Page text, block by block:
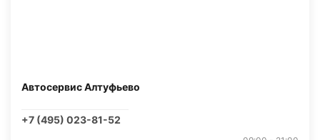
Автосервис Алтуфьево
+7 (495) 023-81-52